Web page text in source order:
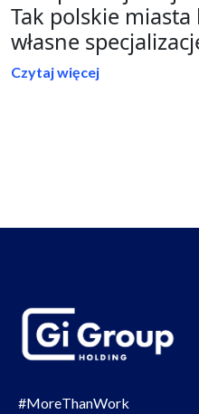
Tak polskie
własne
Czytaj więcej
#MoreThanWork